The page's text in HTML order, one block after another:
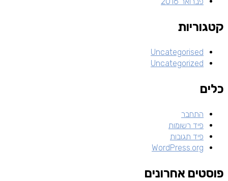
קטגוריות
Uncategorised
Uncategorized
כלים
התחבר
פיד רשומות
פיד תגובות
WordPress.org
פוסטים אחרונים